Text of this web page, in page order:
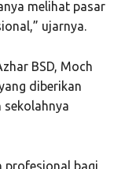
melihat pasar
ujarnya.
BSD, Moch
diberikan
sekolahnya
profesional bagi